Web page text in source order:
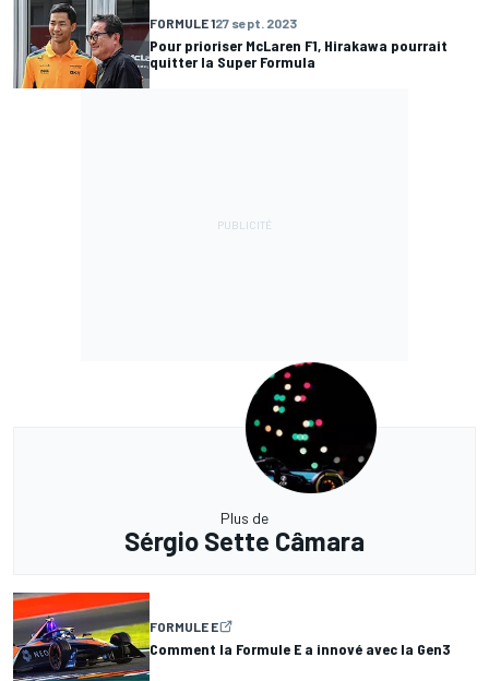
FORMULE 127 sept. 2023
Pour prioriser McLaren F1, Hirakawa pourrait
quitter la Super Formula
Plus de
Sérgio Sette Câmara
FORMULE E
Comment la Formule E a innové avec la Gen3